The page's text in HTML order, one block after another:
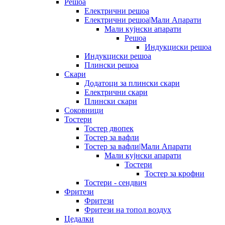
Електрични решоа
Електрични решоа|Мали Апарати
Мали кујнски апарати
Решоа
Индукциски решоа
Индукциски решоа
Плински решоа
Скари
Додатоци за плински скари
Електрични скари
Плински скари
Соковници
Тостери
Тостер двопек
Тостер за вафли
Тостер за вафли|Мали Апарати
Мали кујнски апарати
Тостери
Тостер за крофни
Тостери - сендвич
Фритези
Фритези
Фритези на топол воздух
Цедалки